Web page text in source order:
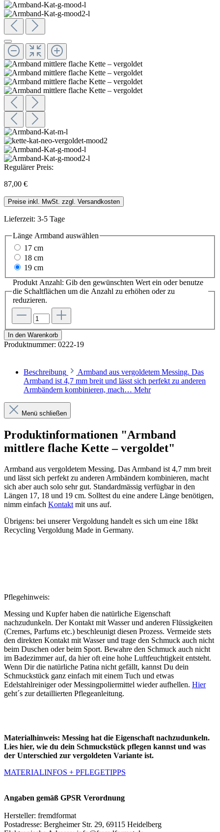
Regulärer Preis:
87,00 €
Preise inkl. MwSt. zzgl. Versandkosten
Lieferzeit: 3-5 Tage
Länge Armband auswählen
17 cm
18 cm
19 cm
Produkt Anzahl: Gib den gewünschten Wert ein oder benutze
die Schaltflächen um die Anzahl zu erhöhen oder zu
reduzieren.
In den Warenkorb
Produktnummer: 0222-19
Beschreibung
Armband aus vergoldetem Messing. Das
Armband ist 4,7 mm breit und lässt sich perfekt zu anderen
Armbändern kombinieren, mach… Mehr
Menü schließen
Produktinformationen "Armband
mittlere flache Kette – vergoldet"
Armband aus vergoldetem Messing. Das Armband ist 4,7 mm breit
und lässt sich perfekt zu anderen Armbändern kombinieren, macht
sich aber auch solo sehr gut. Standardmässig verfügbar in den
Längen 17, 18 und 19 cm. Solltest du eine andere Länge benötigen,
nimm einfach Kontakt mit uns auf.
Übrigens: bei unserer Vergoldung handelt es sich um eine 18kt
Recycling Vergoldung Made in Germany.
Pflegehinweis:
Messing und Kupfer haben die natürliche Eigenschaft
nachzudunkeln. Der Kontakt mit Wasser und anderen Flüssigkeiten
(Cremes, Parfums etc.) beschleunigt diesen Prozess. Vermeide stets
den direkten Kontakt mit Wasser und trage den Schmuck auch nicht
beim Duschen oder beim Sport. Bewahre den Schmuck auch nicht
im Badezimmer auf, da hier oft eine hohe Luftfeuchtigkeit entsteht.
Wenn Dir die natürliche Patina nicht gefällt, kannst Du dein
Schmuckstück ganz einfach mit einem Tuch und etwas
Edelstahlreiniger oder Messingpoliermittel wieder aufhellen. Hier
geht´s zur detaillierten Pflegeanleitung.
Materialhinweis: Messing hat die Eigenschaft nachzudunkeln.
Lies hier, wie du dein Schmuckstück pflegen kannst und was
der Unterschied zur vergoldeten Variante ist.
MATERIALINFOS + PFLEGETIPPS
Angaben gemäß GPSR Verordnung
Hersteller: fremdformat
Postadresse: Bergheimer Str. 29, 69115 Heidelberg